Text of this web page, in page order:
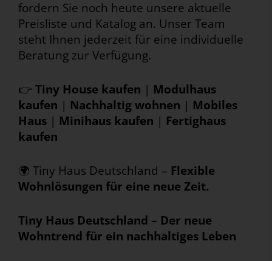
fordern Sie noch heute unsere aktuelle
Preisliste und Katalog an. Unser Team
steht Ihnen jederzeit für eine individuelle
Beratung zur Verfügung.
👉 Tiny House kaufen | Modulhaus
kaufen | Nachhaltig wohnen | Mobiles
Haus | Minihaus kaufen | Fertighaus
kaufen
🌍 Tiny Haus Deutschland – Flexible
Wohnlösungen für eine neue Zeit.
Tiny Haus Deutschland – Der neue
Wohntrend für ein nachhaltiges Leben